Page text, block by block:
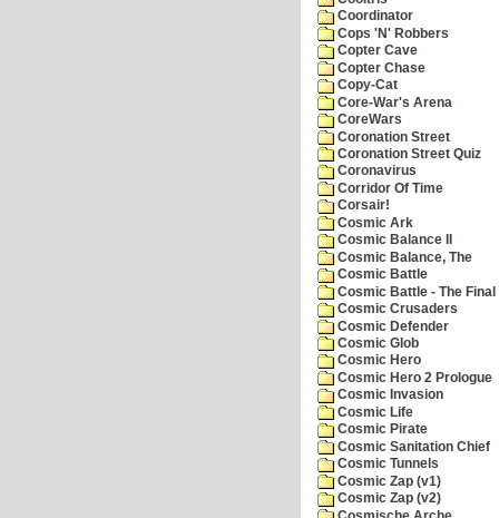
Coordinator
Cops 'N' Robbers
Copter Cave
Copter Chase
Copy-Cat
Core-War's Arena
CoreWars
Coronation Street
Coronation Street Quiz
Coronavirus
Corridor Of Time
Corsair!
Cosmic Ark
Cosmic Balance II
Cosmic Balance, The
Cosmic Battle
Cosmic Battle - The
Cosmic Crusaders
Cosmic Defender
Cosmic Glob
Cosmic Hero
Cosmic Hero 2 Prologue
Cosmic Invasion
Cosmic Life
Cosmic Pirate
Cosmic Sanitation Chief
Cosmic Tunnels
Cosmic Zap (v1)
Cosmic Zap (v2)
Cosmische Arche